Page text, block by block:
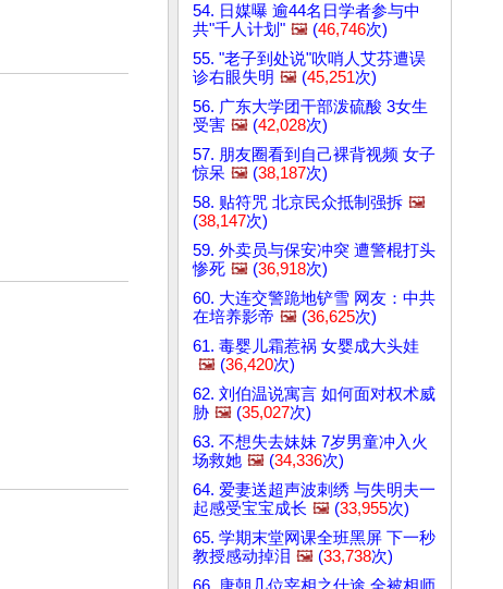
54. 日媒曝 逾44名日学者参与中
共"千人计划" 🖼️ (46,746次)
55. "老子到处说"吹哨人艾芬遭误
诊右眼失明 🖼️ (45,251次)
56. 广东大学团干部泼硫酸 3女生
受害 🖼️ (42,028次)
57. 朋友圈看到自己裸背视频 女子
惊呆 🖼️ (38,187次)
58. 贴符咒 北京民众抵制强拆 🖼️
(38,147次)
59. 外卖员与保安冲突 遭警棍打头
惨死 🖼️ (36,918次)
60. 大连交警跪地铲雪 网友：中共
在培养影帝 🖼️ (36,625次)
61. 毒婴儿霜惹祸 女婴成大头娃
🖼️ (36,420次)
62. 刘伯温说寓言 如何面对权术威
胁 🖼️ (35,027次)
63. 不想失去妹妹 7岁男童冲入火
场救她 🖼️ (34,336次)
64. 爱妻送超声波刺绣 与失明夫一
起感受宝宝成长 🖼️ (33,955次)
65. 学期末堂网课全班黑屏 下一秒
教授感动掉泪 🖼️ (33,738次)
66. 唐朝几位宰相之仕途 全被相师